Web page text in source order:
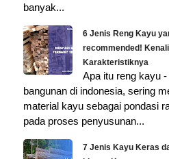
banyak...
6 Jenis Reng Kayu
recommended! Kenali
Karakteristiknya
Apa itu reng kayu
bangunan di indonesia, sering
material kayu sebagai pondasi
pada proses penyusunan...
7 Jenis Kayu Keras